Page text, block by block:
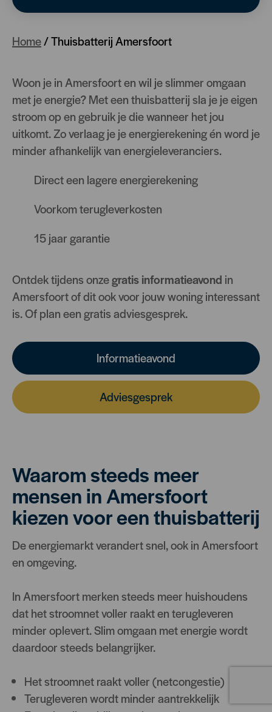
Home/Thuisbatterij Amersfoort
Woon je in Amersfoort en wil je slimmer omgaan
met je energie? Met een thuisbatterij sla je je eigen
stroom op en gebruik je die wanneer het jou
uitkomt. Zo verlaag je je energierekening én word je
minder afhankelijk van energieleveranciers.
Direct een lagere energierekening
Voorkom terugleverkosten
15 jaar garantie
Ontdek tijdens onzegratis informatieavond in
Amersfoort of dit ook voor jouw woning interessant
is. Of plan een gratis adviesgesprek.
Informatieavond
Adviesgesprek
Waarom steeds meer
mensen in Amersfoort
kiezen voor een thuisbatterij
De energiemarkt verandert snel, ook in Amersfoort
en omgeving.
In Amersfoort merken steeds meer huishoudens
dat het stroomnet voller raakt en terugleveren
minder oplevert. Slim omgaan met energie wordt
daardoor steeds belangrijker.
Het stroomnet raakt voller (netcongestie)
Terugleveren wordt minder aantrekkelijk